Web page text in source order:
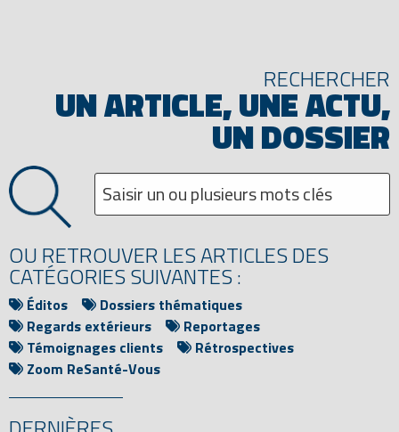
RECHERCHER
UN ARTICLE, UNE ACTU,
UN DOSSIER
OU RETROUVER LES ARTICLES DES
CATÉGORIES SUIVANTES :
Éditos
Dossiers thématiques
Regards extérieurs
Reportages
Témoignages clients
Rétrospectives
Zoom ReSanté-Vous